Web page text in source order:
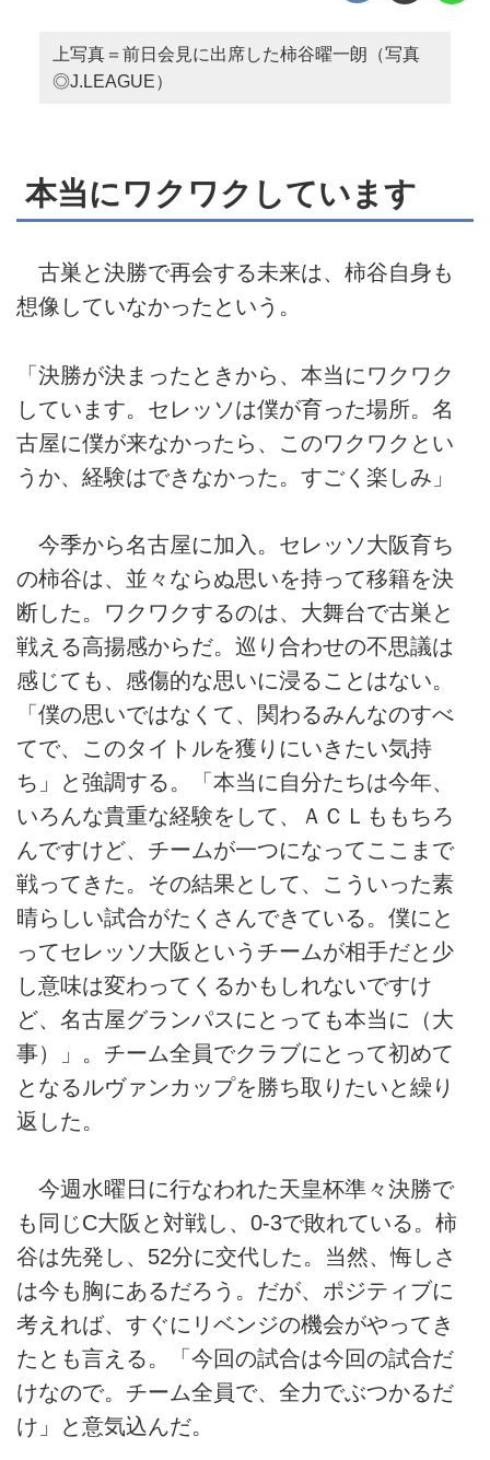
上写真＝前日会見に出席した柿谷曜一朗（写真
◎J.LEAGUE）
本当にワクワクしています
古巣と決勝で再会する未来は、柿谷自身も
想像していなかったという。
「決勝が決まったときから、本当にワクワク
しています。セレッソは僕が育った場所。名
古屋に僕が来なかったら、このワクワクとい
うか、経験はできなかった。すごく楽しみ」
今季から名古屋に加入。セレッソ大阪育ち
の柿谷は、並々ならぬ思いを持って移籍を決
断した。ワクワクするのは、大舞台で古巣と
戦える高揚感からだ。巡り合わせの不思議は
感じても、感傷的な思いに浸ることはない。
「僕の思いではなくて、関わるみんなのすべ
てで、このタイトルを獲りにいきたい気持
ち」と強調する。「本当に自分たちは今年、
いろんな貴重な経験をして、ＡＣＬももちろ
んですけど、チームが一つになってここまで
戦ってきた。その結果として、こういった素
晴らしい試合がたくさんできている。僕にと
ってセレッソ大阪というチームが相手だと少
し意味は変わってくるかもしれないですけ
ど、名古屋グランパスにとっても本当に（大
事）」。チーム全員でクラブにとって初めて
となるルヴァンカップを勝ち取りたいと繰り
返した。
今週水曜日に行なわれた天皇杯準々決勝で
も同じC大阪と対戦し、0-3で敗れている。柿
谷は先発し、52分に交代した。当然、悔しさ
は今も胸にあるだろう。だが、ポジティブに
考えれば、すぐにリベンジの機会がやってき
たとも言える。「今回の試合は今回の試合だ
けなので。チーム全員で、全力でぶつかるだ
け」と意気込んだ。